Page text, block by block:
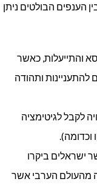
הענפים הבולטים ניתן
והתייעלות, כאשר
להתעניינות ותהודה
לקבל לגיטימציה
וכדומה).
ישראלים ביקרו
מהעולם הערבי אשר